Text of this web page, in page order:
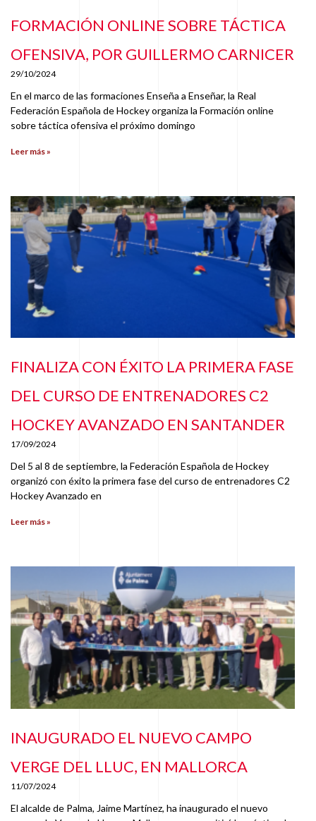
FORMACIÓN ONLINE SOBRE TÁCTICA
OFENSIVA, POR GUILLERMO CARNICER
29/10/2024
En el marco de las formaciones Enseña a Enseñar, la Real
Federación Española de Hockey organiza la Formación online
sobre táctica ofensiva el próximo domingo
Leer más »
FINALIZA CON ÉXITO LA PRIMERA FASE
DEL CURSO DE ENTRENADORES C2
HOCKEY AVANZADO EN SANTANDER
17/09/2024
Del 5 al 8 de septiembre, la Federación Española de Hockey
organizó con éxito la primera fase del curso de entrenadores C2
Hockey Avanzado en
Leer más »
INAUGURADO EL NUEVO CAMPO
VERGE DEL LLUC, EN MALLORCA
11/07/2024
El alcalde de Palma, Jaime Martínez, ha inaugurado el nuevo